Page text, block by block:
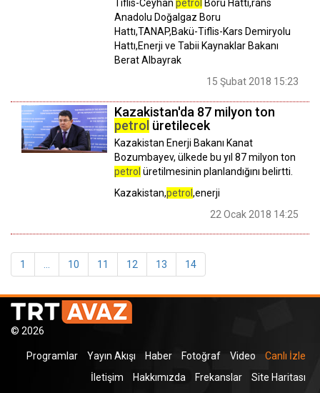
Tiflis-Ceyhan petrol Boru Hattı,rans
Anadolu Doğalgaz Boru
Hattı,TANAP,Bakü-Tiflis-Kars Demiryolu
Hattı,Enerji ve Tabii Kaynaklar Bakanı
Berat Albayrak
15 Şubat 2018 15:23
Kazakistan'da 87 milyon ton
petrol üretilecek
Kazakistan Enerji Bakanı Kanat
Bozumbayev, ülkede bu yıl 87 milyon ton
petrol üretilmesinin planlandığını belirtti.
Kazakistan,petrol ,enerji
22 Ocak 2018 14:25
1 10 11 12 13 14
© 2026
Programlar Yayın Akışı Haber Fotoğraf Video
Canlı İzle
İletişim
Hakkımızda Frekanslar
Site Haritası